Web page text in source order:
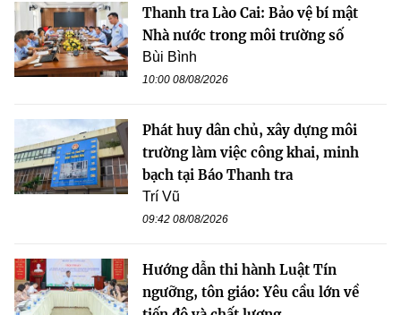
Thanh tra Lào Cai: Bảo vệ bí mật
Nhà nước trong môi trường số
Bùi Bình
10:00 08/08/2026
Phát huy dân chủ, xây dựng môi
trường làm việc công khai, minh
bạch tại Báo Thanh tra
Trí Vũ
09:42 08/08/2026
Hướng dẫn thi hành Luật Tín
ngưỡng, tôn giáo: Yêu cầu lớn về